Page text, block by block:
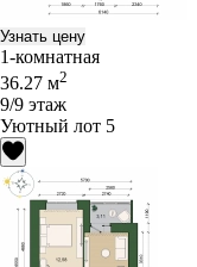
Узнать цену
1-комнатная
36.27 м2
9/9 этаж
Уютный лот 5